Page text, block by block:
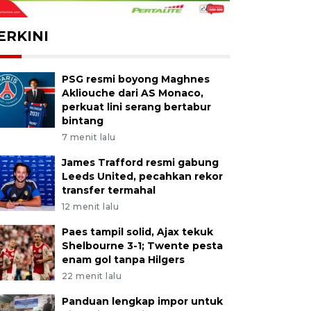
PSG resmi boyong Maghnes
Akliouche dari AS Monaco,
perkuat lini serang bertabur
bintang
7 menit lalu
James Trafford resmi gabung
Leeds United, pecahkan rekor
transfer termahal
12 menit lalu
Paes tampil solid, Ajax tekuk
Shelbourne 3-1; Twente pesta
enam gol tanpa Hilgers
22 menit lalu
Panduan lengkap impor untuk